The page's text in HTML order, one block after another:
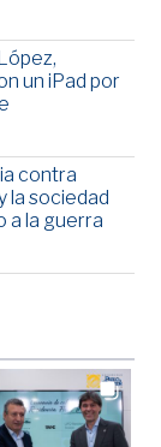
un iPad por
contra
la sociedad
a la guerra